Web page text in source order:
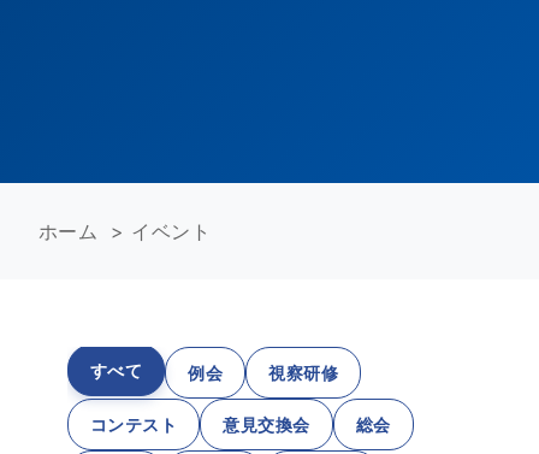
ホーム > イベント
すべて 例会 視察研修
コンテスト 意見交換会 総会